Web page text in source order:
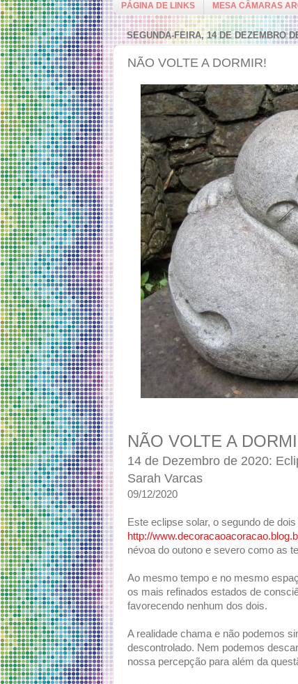
PÁGINA DE LINKS
MESA CÂMARAS
SEGUNDA-FEIRA, 14 DE DEZEMBRO
NÃO VOLTE A DORMIR!
NÃO VOLTE A
14 de Dezembro de 2020:
Sarah Varcas
09/12/2020
Este eclipse solar, o segundo de
http://
névoa do outono e severo como as
Ao mesmo tempo e no mesmo
os mais refinados estados de
favorecendo nenhum dos dois.
A realidade chama e não podemos
descontrolado. Nem podemos
nossa percepção para além da